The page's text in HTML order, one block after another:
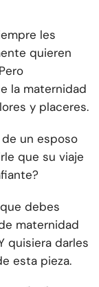
les
quieren
la maternidad
y placeres.
un esposo
que su viaje
debes
maternidad
quisiera darles
esta pieza.